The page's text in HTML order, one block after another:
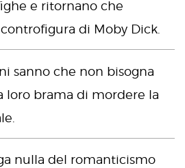
e ritornano che
di Moby Dick.
sanno che non bisogna
loro brama di mordere la
nulla del romanticismo